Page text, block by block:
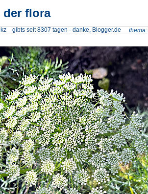
der flora
gibts seit 8307 tagen - danke, Blogger.de thema